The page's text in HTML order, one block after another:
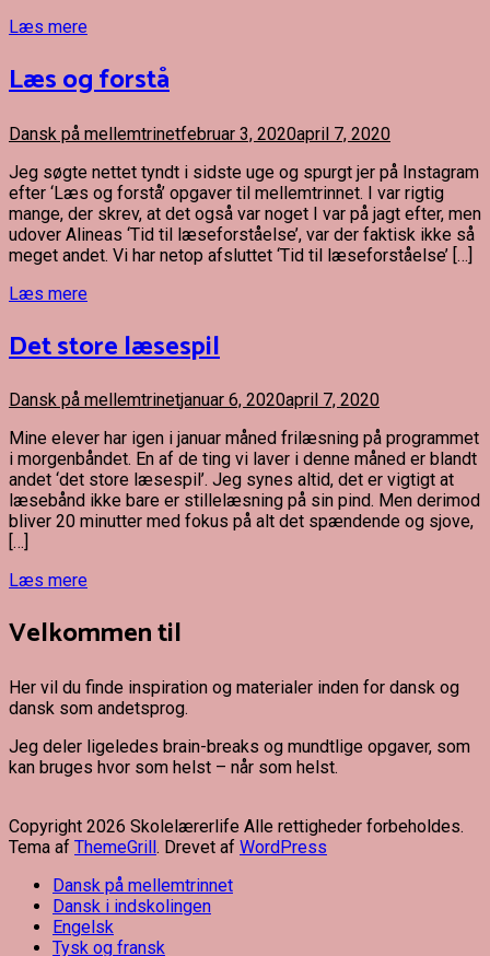
Læs mere
Læs og forstå
Dansk på mellemtrinetfebruar 3, 2020april 7, 2020
Jeg søgte nettet tyndt i sidste uge og spurgt jer på Instagram
efter ‘Læs og forstå’ opgaver til mellemtrinnet. I var rigtig
mange, der skrev, at det også var noget I var på jagt efter, men
udover Alineas ‘Tid til læseforståelse’, var der faktisk ikke så
meget andet. Vi har netop afsluttet ‘Tid til læseforståelse’ […]
Læs mere
Det store læsespil
Dansk på mellemtrinetjanuar 6, 2020april 7, 2020
Mine elever har igen i januar måned frilæsning på programmet
i morgenbåndet. En af de ting vi laver i denne måned er blandt
andet ‘det store læsespil’. Jeg synes altid, det er vigtigt at
læsebånd ikke bare er stillelæsning på sin pind. Men derimod
bliver 20 minutter med fokus på alt det spændende og sjove,
[…]
Læs mere
Velkommen til
Her vil du finde inspiration og materialer inden for dansk og
dansk som andetsprog.
Jeg deler ligeledes brain-breaks og mundtlige opgaver, som
kan bruges hvor som helst – når som helst.
Copyright 2026 Skolelærerlife Alle rettigheder forbeholdes.
Tema af ThemeGrill . Drevet af WordPress
Dansk på mellemtrinnet
Dansk i indskolingen
Engelsk
Tysk og fransk